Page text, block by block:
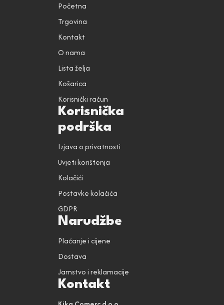
Početna
Trgovina
Kontakt
O nama
Lista želja
Košarica
Korisnički račun
Korisnička
podrška
Izjava o privatnosti
Uvjeti korištenja
Kolačići
Postavke kolačića
GDPR
Narudžbe
Plaćanje i cijene
Dostava
Jamstvo i reklamacije
Kontakt